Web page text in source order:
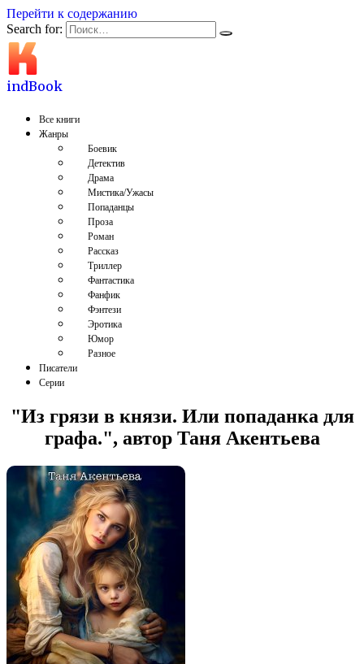
Перейти к содержанию
Search for:
indBook
Все книги
Жанры
Боевик
Детектив
Драма
Мистика/Ужасы
Попаданцы
Проза
Роман
Рассказ
Триллер
Фантастика
Фанфик
Фэнтези
Эротика
Юмор
Разное
Писатели
Серии
"Из грязи в князи. Или попаданка для
графа.", автор Таня Акентьева